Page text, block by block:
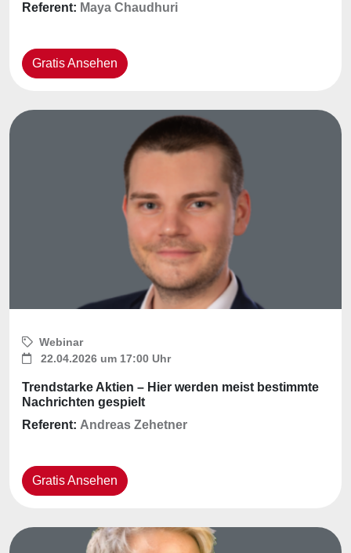
Referent: Maya Chaudhuri
Gratis Ansehen
Webinar
22.04.2026 um 17:00 Uhr
Trendstarke Aktien – Hier werden meist bestimmte
Nachrichten gespielt
Referent: Andreas Zehetner
Gratis Ansehen